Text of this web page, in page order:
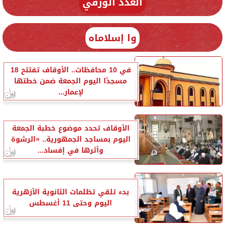
وا إسلاماه
في 10 محافظات.. الأوقاف تفتتح 18
مسجدًا اليوم الجمعة ضمن خطتها
لإعمار...
الأوقاف تحدد موضوع خطبة الجمعة
اليوم بمساجد الجمهورية.. «الرشوة
وأثرها في إفساد...
بدء تلقي تظلمات الثانوية الأزهرية
اليوم وحتى 11 أغسطس